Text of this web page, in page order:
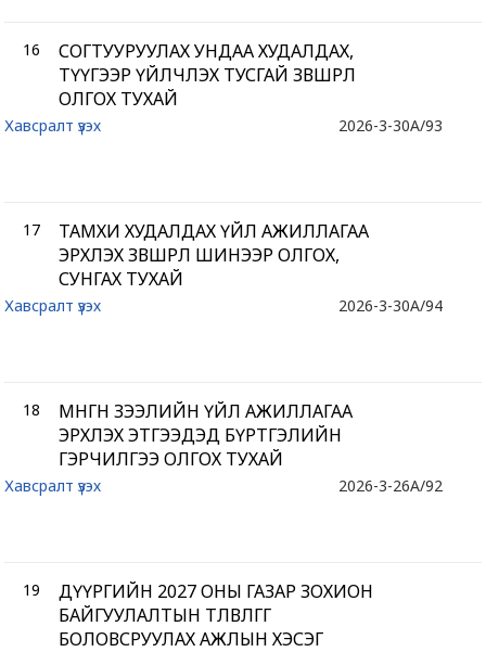
16
СОГТУУРУУЛАХ УНДАА ХУДАЛДАХ,
ТҮҮГЭЭР ҮЙЛЧЛЭХ ТУСГАЙ ЗӨВШӨӨРӨЛ
ОЛГОХ ТУХАЙ
2026-3-30A/93
Хавсралт үзэх
17
ТАМХИ ХУДАЛДАХ ҮЙЛ АЖИЛЛАГАА
ЭРХЛЭХ ЗӨВШӨӨРӨЛ ШИНЭЭР ОЛГОХ,
СУНГАХ ТУХАЙ
2026-3-30A/94
Хавсралт үзэх
18
МӨНГӨН ЗЭЭЛИЙН ҮЙЛ АЖИЛЛАГАА
ЭРХЛЭХ ЭТГЭЭДЭД БҮРТГЭЛИЙН
ГЭРЧИЛГЭЭ ОЛГОХ ТУХАЙ
2026-3-26A/92
Хавсралт үзэх
19
ДҮҮРГИЙН 2027 ОНЫ ГАЗАР ЗОХИОН
БАЙГУУЛАЛТЫН ТӨЛӨВЛӨГӨӨГ
БОЛОВСРУУЛАХ АЖЛЫН ХЭСЭГ